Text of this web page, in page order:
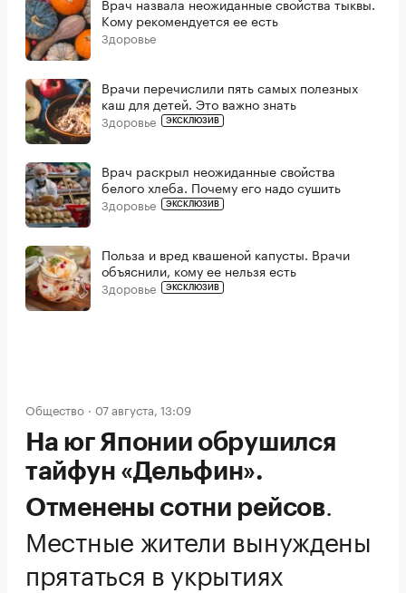
Кому рекомендуется ее есть
Здоровье
Врачи перечислили пять самых полезных
каш для детей. Это важно знать
Здоровье ЭКСКЛЮЗИВ
Врач раскрыл неожиданные свойства
белого хлеба. Почему его надо сушить
Здоровье ЭКСКЛЮЗИВ
Польза и вред квашеной капусты. Врачи
объяснили, кому ее нельзя есть
Здоровье ЭКСКЛЮЗИВ
Общество 07 августа, 13:09
На юг Японии обрушился
тайфун «Дельфин».
Отменены сотни рейсов.
Местные жители вынуждены
прятаться в укрытиях